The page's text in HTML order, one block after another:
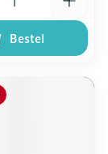
Bestel